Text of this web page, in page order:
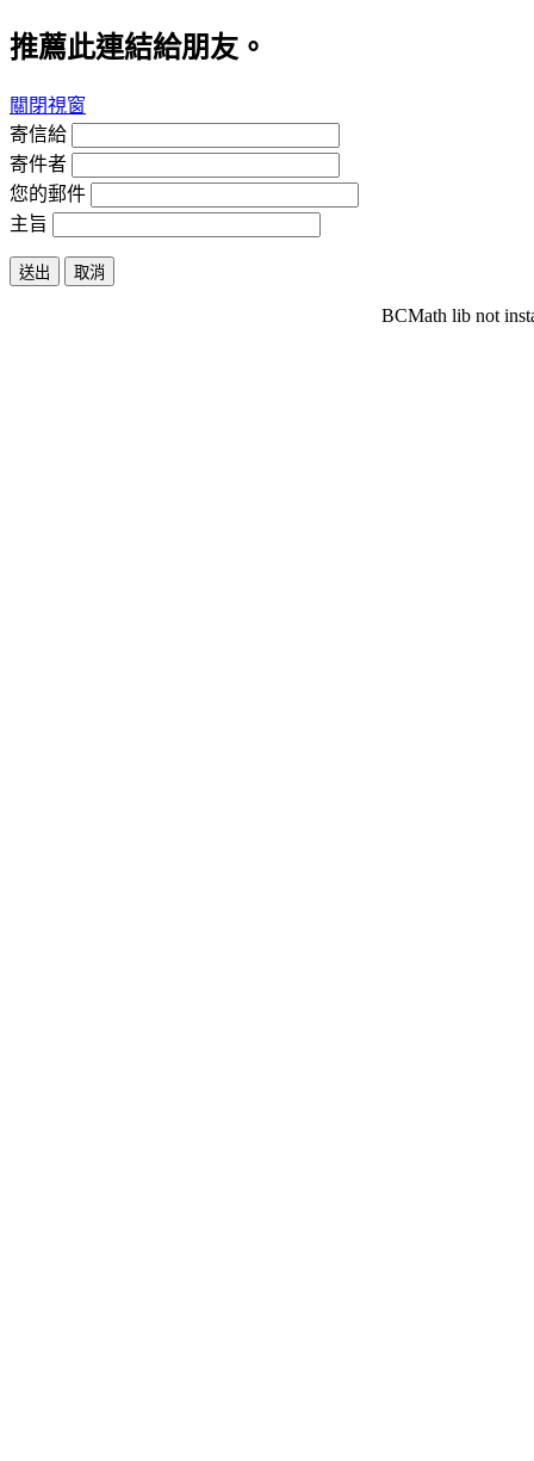
推薦此連結給朋友。
關閉視窗
寄信給
寄件者
您的郵件
主旨
送出 取消
BCMath lib not